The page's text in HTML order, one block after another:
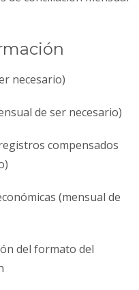
necesario)
de ser necesario)
compensados
(mensual de
del formato del